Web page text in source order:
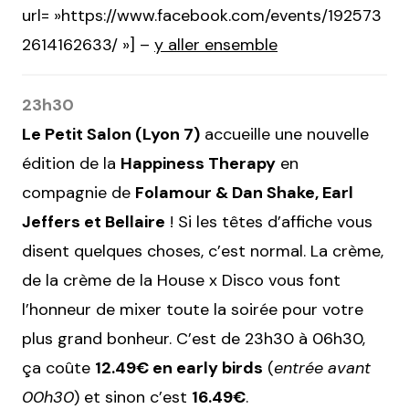
url= »https://www.facebook.com/events/192573
2614162633/ »] – y aller ensemble
23h30
Le Petit Salon (Lyon 7) accueille une nouvelle
édition de la Happiness Therapy en
compagnie de Folamour & Dan Shake, Earl
Jeffers et Bellaire ! Si les têtes d’affiche vous
disent quelques choses, c’est normal. La crème,
de la crème de la House x Disco vous font
l’honneur de mixer toute la soirée pour votre
plus grand bonheur. C’est de 23h30 à 06h30,
ça coûte 12.49€ en early birds (entrée avant
00h30) et sinon c’est 16.49€.